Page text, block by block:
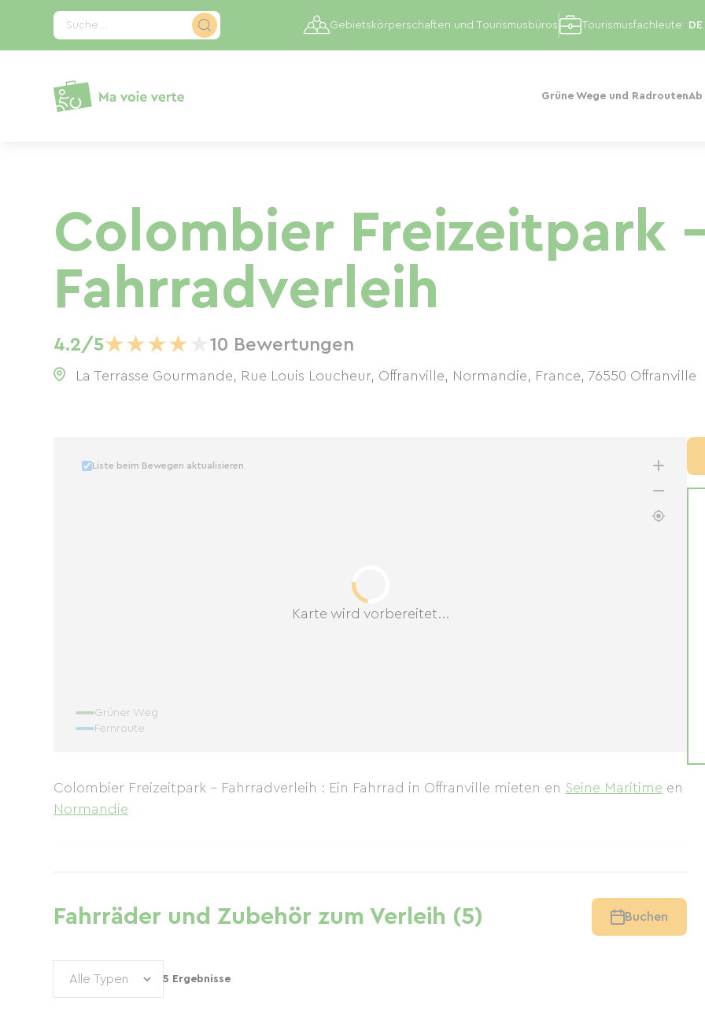
Suche...
Grüne Wege und Radrouten
Gebietskörperschaften und Tourismusbüros Tourismusfachleute
Colombier Freizeitpark
Fahrradverleih
4.2/5★★★★ 10 Bewertungen
La Terrasse Gourmande, Rue Louis Loucheur, Offranville, Normandie, France, 76550 Offranville
Karte wird vorbereitet...
Liste beim Bewegen aktualisieren
Grüner Weg
Fernroute
Colombier Freizeitpark – Fahrradverleih : Ein Fahrrad in Offranville mieten en Seine Maritime en
Normandie
Fahrräder und Zubehör zum Verleih (5) Buchen
5 Ergebnisse
Cookie-Einstellungen